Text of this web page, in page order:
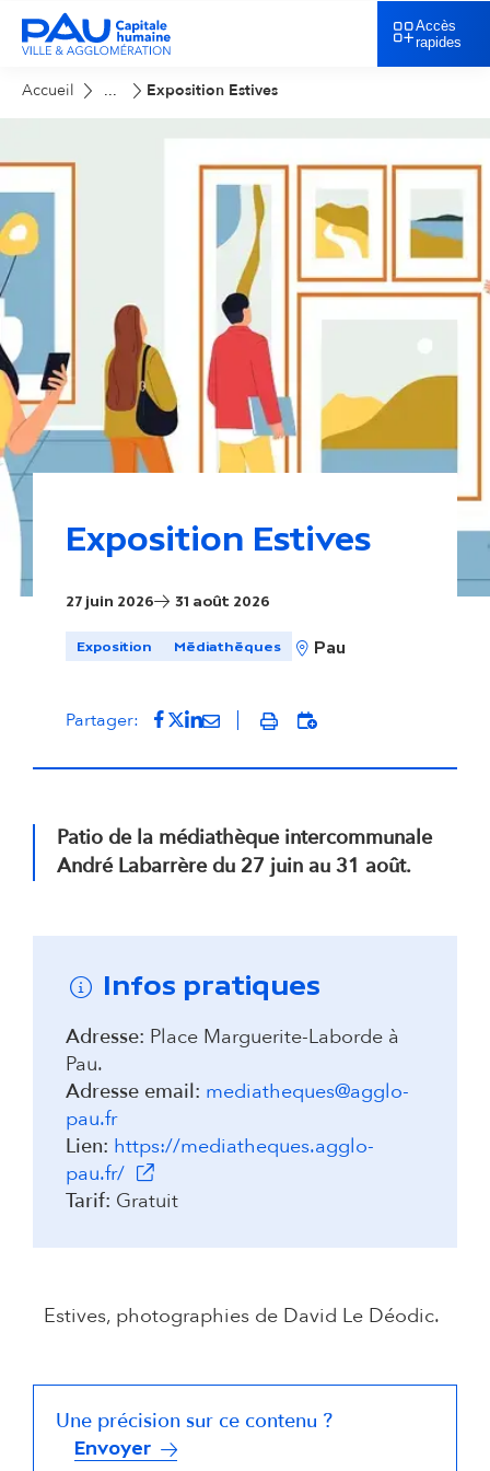
Accès
rapides
Accueil ... Exposition Estives
Exposition Estives
27 juin 2026 31 août 2026
Exposition Médiathèques Pau
Partager: Partager sur Facebook
(s'ouvre dans un nouvel onglet)
Partager sur Twitter
(s'ouvre dans un nouvel onglet)
Partager sur LinkedIn
(s'ouvre dans un nouvel onglet)
Partager par mail
(s'ouvre dans un nouvel
ImprimerAdd to Agenda
Patio de la médiathèque intercommunale
André Labarrère du 27 juin au 31 août.
Infos pratiques
Adresse: Place Marguerite-Laborde à
Pau.
Adresse email: mediatheques@agglo-
pau.fr
Lien: https://mediatheques.agglo-
pau.fr/ (s'ouvre dans un nouvel onglet)
Tarif: Gratuit
Estives, photographies de David Le Déodic.
Une précision sur ce contenu ?
Envoyer